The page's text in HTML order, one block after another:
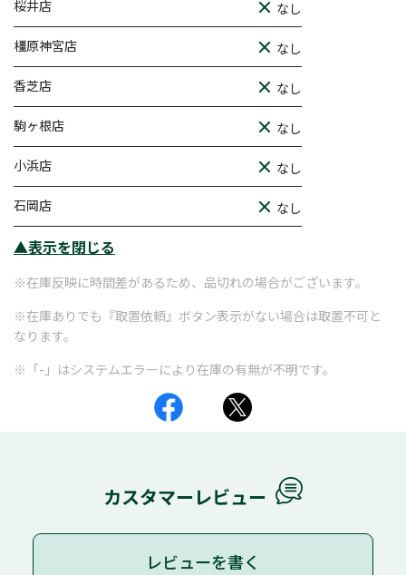
桜井店 なし
橿原神宮店 なし
香芝店 なし
駒ヶ根店 なし
小浜店 なし
石岡店 なし
▲表示を閉じる
※在庫反映に時間差があるため、品切れの場合がございます。
※在庫ありでも『取置依頼』ボタン表示がない場合は取置不可と
なります。
※「-」はシステムエラーにより在庫の有無が不明です。
カスタマーレビュー
レビューを書く